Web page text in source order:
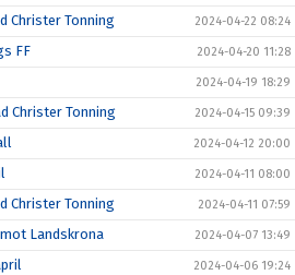
Christer Tonning 2024-04-22 08:24
FF 2024-04-20 11:28
2024-04-19 18:29
Christer Tonning 2024-04-15 09:39
2024-04-12 20:00
2024-04-11 08:00
Christer Tonning 2024-04-11 07:59
Landskrona 2024-04-07 13:49
2024-04-06 19:24